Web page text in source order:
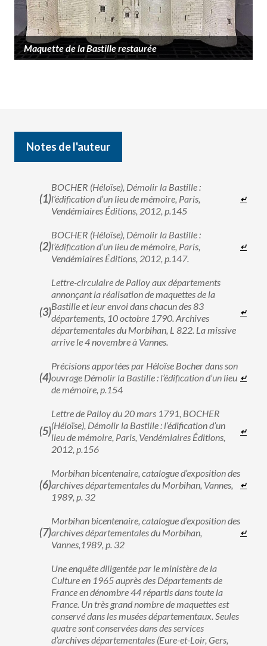
Maquette de la Bastille restaurée
Notes de l'auteur
BOCHER (Héloïse), Démolir la Bastille :
l’édification d’un lieu de mémoire, Paris,
Vendémiaires Éditions, 2012, p.145
↵
BOCHER (Héloïse), Démolir la Bastille :
l’édification d’un lieu de mémoire, Paris,
Vendémiaires Éditions, 2012, p.147.
↵
Lettre-circulaire de Palloy aux départements
annonçant la réalisation de maquettes de la
Bastille et leur envoi dans chacun des 83
départements, 10 octobre 1790. Archives
départementales du Morbihan, L 822. La missive
arrive le 4 novembre à Vannes.
↵
Précisions apportées par Héloïse Bocher dans son
ouvrage Démolir la Bastille : l’édification d’un lieu
de mémoire, p.154
↵
Lettre de Palloy du 20 mars 1791, BOCHER
(Héloïse), Démolir la Bastille : l’édification d’un
lieu de mémoire, Paris, Vendémiaires Éditions,
2012, p.156
↵
Morbihan bicentenaire, catalogue d’exposition des
archives départementales du Morbihan, Vannes,
1989, p. 32
↵
Morbihan bicentenaire, catalogue d’exposition des
archives départementales du Morbihan,
Vannes,1989, p. 32
↵
Une enquête diligentée par le ministère de la
Culture en 1965 auprès des Départements de
France en dénombre 44 répartis dans toute la
France. Un très grand nombre de maquettes est
conservé dans les musées départementaux. Seules
quatre sont conservées dans des services
d’archives départementales (Eure-et-Loir, Gers,